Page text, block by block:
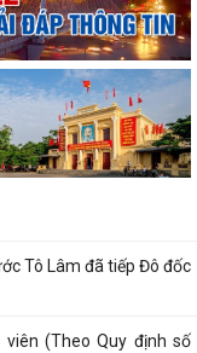
đã tổ chức 08 lớp tập
hợp đăng tải nội
Tô Lâm đã tiếp Đô đốc
(Theo Quy định số